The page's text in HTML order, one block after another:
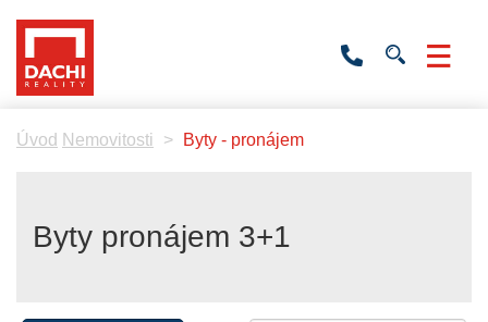
+420
Úvod Nemovitosti Byty - pronájem
Byty pronájem 3+1